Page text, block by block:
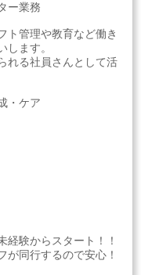
ー業務
ト管理や教育など働き
ます。
れる社員さんとして活
・ケア
験からスタート！！
が同行するので安心！